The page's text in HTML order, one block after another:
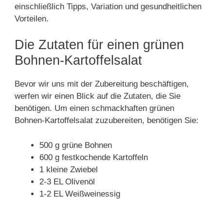
einschließlich Tipps, Variation und gesundheitlichen
Vorteilen.
Die Zutaten für einen grünen
Bohnen-Kartoffelsalat
Bevor wir uns mit der Zubereitung beschäftigen,
werfen wir einen Blick auf die Zutaten, die Sie
benötigen. Um einen schmackhaften grünen
Bohnen-Kartoffelsalat zuzubereiten, benötigen Sie:
500 g grüne Bohnen
600 g festkochende Kartoffeln
1 kleine Zwiebel
2-3 EL Olivenöl
1-2 EL Weißweinessig